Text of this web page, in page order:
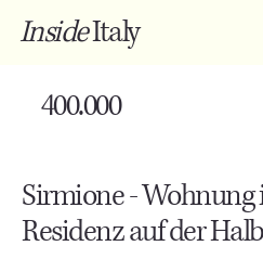
InsideItaly
Sirmione - Wohnung
Residenz auf der
400.000